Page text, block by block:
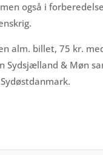
også i
alm. billet, 75 kr.
Sydsjælland & Møn